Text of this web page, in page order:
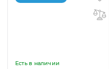
Есть в наличии